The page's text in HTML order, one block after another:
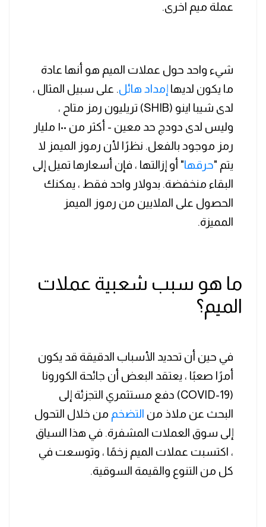
عملة ميم اخرى.
شيء واحد حول عملات الميم هو أنها عادة
ما يكون لديها إمداد هائل. على سبيل المثال ،
لدى شيبا اينو (SHIB) تريليون رمز متاح ،
وليس لدى دودچ حد معين - أكثر من ١٠٠ مليار
رمز موجود بالفعل. نظرًا لأن رموز الميمز لا
يتم "حرقها" أو إزالتها ، فإن أسعارها تميل إلى
البقاء منخفضة. بدولار واحد فقط ، يمكنك
الحصول على الملايين من رموز الميمز
المميزة.
ما هو سبب شعبية عملات
الميم؟
في حين أن تحديد الأسباب الدقيقة قد يكون
أمرًا صعبًا ، يعتقد البعض أن جائحة الكورونا
(COVID-19) دفع مستثمري التجزئة إلى
البحث عن ملاذ من التضخم من خلال التحول
إلى سوق العملات المشفرة. في هذا السياق
، اكتسبت عملات الميم زخمًا ، وتوسعت في
كل من التنوع والقيمة السوقية.